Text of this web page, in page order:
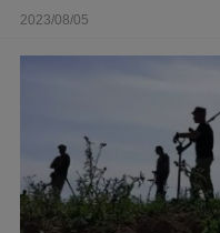
2023/08/05